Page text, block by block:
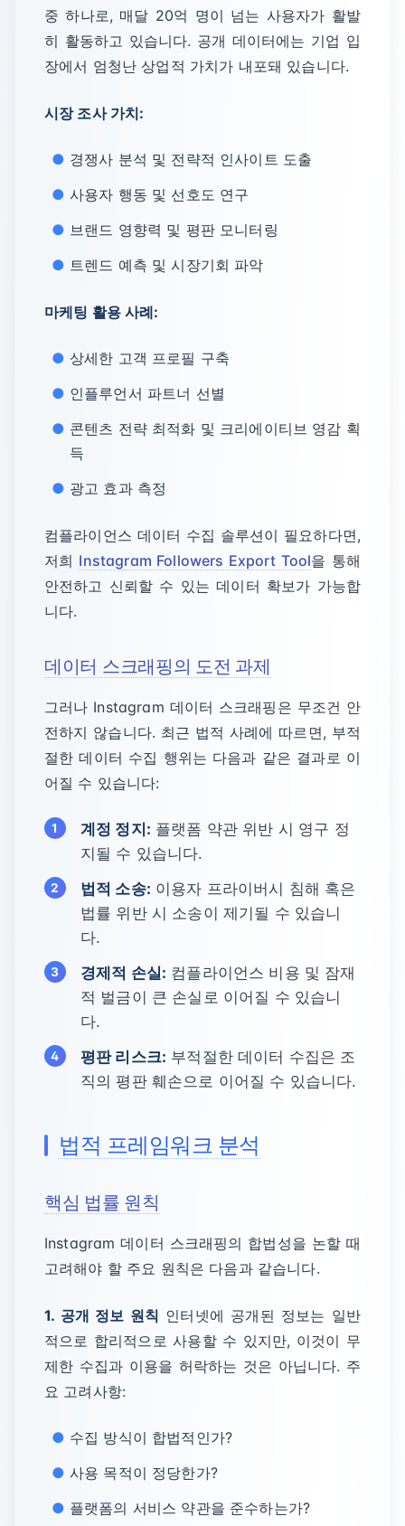
중 하나로, 매달 20억 명이 넘는 사용자가 활발
히 활동하고 있습니다. 공개 데이터에는 기업 입
장에서 엄청난 상업적 가치가 내포돼 있습니다.
시장 조사 가치:
경쟁사 분석 및 전략적 인사이트 도출
사용자 행동 및 선호도 연구
브랜드 영향력 및 평판 모니터링
트렌드 예측 및 시장기회 파악
마케팅 활용 사례:
상세한 고객 프로필 구축
인플루언서 파트너 선별
콘텐츠 전략 최적화 및 크리에이티브 영감 획
득
광고 효과 측정
컴플라이언스 데이터 수집 솔루션이 필요하다면,
저희 Instagram Followers Export Tool을 통해
안전하고 신뢰할 수 있는 데이터 확보가 가능합
니다.
데이터 스크래핑의 도전 과제
그러나 Instagram 데이터 스크래핑은 무조건 안
전하지 않습니다. 최근 법적 사례에 따르면, 부적
절한 데이터 수집 행위는 다음과 같은 결과로 이
어질 수 있습니다:
계정 정지: 플랫폼 약관 위반 시 영구 정
지될 수 있습니다.
법적 소송: 이용자 프라이버시 침해 혹은
법률 위반 시 소송이 제기될 수 있습니
다.
경제적 손실: 컴플라이언스 비용 및 잠재
적 벌금이 큰 손실로 이어질 수 있습니
다.
평판 리스크: 부적절한 데이터 수집은 조
직의 평판 훼손으로 이어질 수 있습니다.
법적 프레임워크 분석
핵심 법률 원칙
Instagram 데이터 스크래핑의 합법성을 논할 때
고려해야 할 주요 원칙은 다음과 같습니다.
1. 공개 정보 원칙 인터넷에 공개된 정보는 일반
적으로 합리적으로 사용할 수 있지만, 이것이 무
제한 수집과 이용을 허락하는 것은 아닙니다. 주
요 고려사항:
수집 방식이 합법적인가?
사용 목적이 정당한가?
플랫폼의 서비스 약관을 준수하는가?